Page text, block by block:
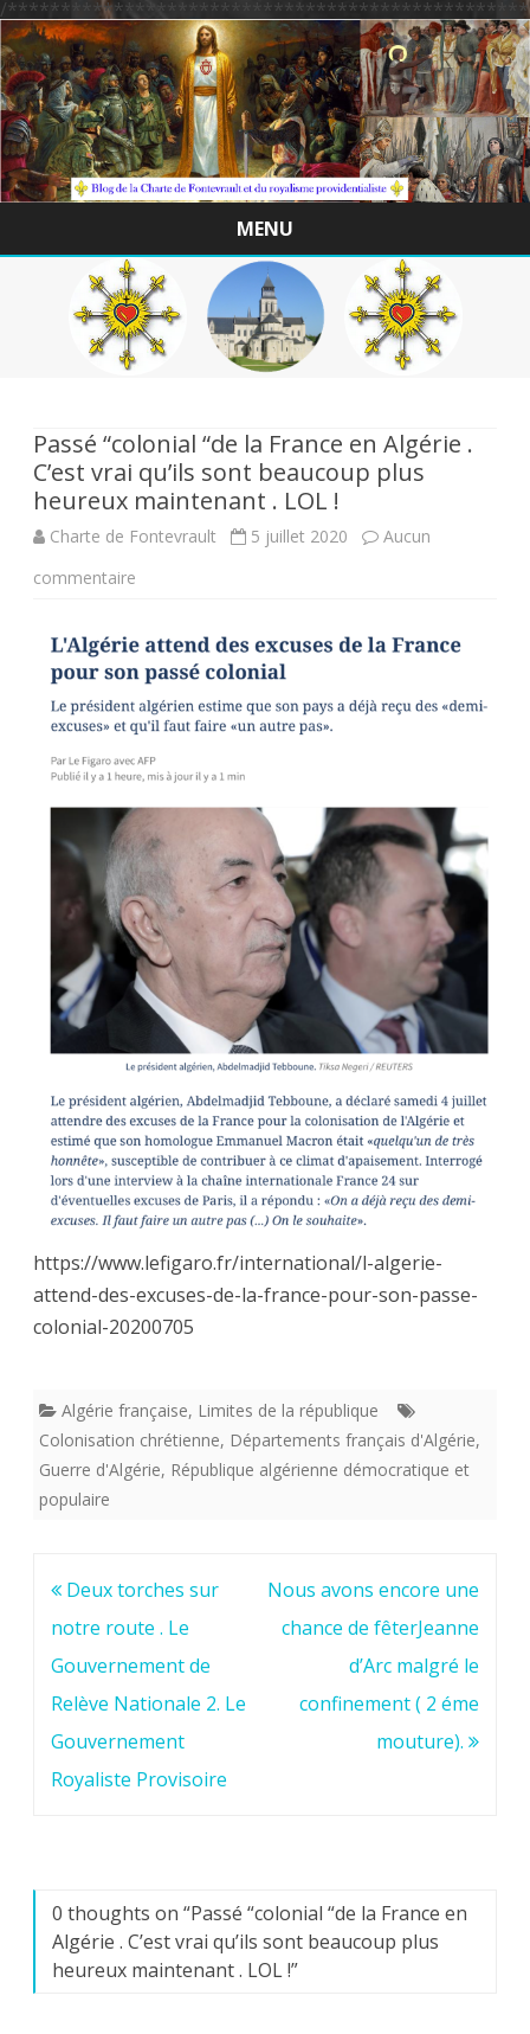
/
MENU
Skip
to
content
Passé “colonial “de la France en Algérie .
C’est vrai qu’ils sont beaucoup plus
heureux maintenant . LOL !
Charte de Fontevrault 5 juillet 2020
Aucun
commentaire
“colonial
“de
la
France
en
Algérie
.
C’est
vrai
qu’ils
sont
beaucoup
plus
heureux
LOL
https://www.lefigaro.fr/international/l-algerie-
attend-des-excuses-de-la-france-pour-son-passe-
colonial-20200705
Algérie française, Limites de la république
Colonisation chrétienne, Départements français d'Algérie,
Guerre d'Algérie, République algérienne démocratique et
populaire
Navigation
de
l’article
Deux torches sur
notre route . Le
Gouvernement de
Relève Nationale 2. Le
Gouvernement
Royaliste Provisoire
Nous avons encore une
chance de fêterJeanne
d’Arc malgré le
confinement ( 2 éme
mouture).
0 thoughts on “Passé “colonial “de la France en
Algérie . C’est vrai qu’ils sont beaucoup plus
heureux maintenant . LOL !”